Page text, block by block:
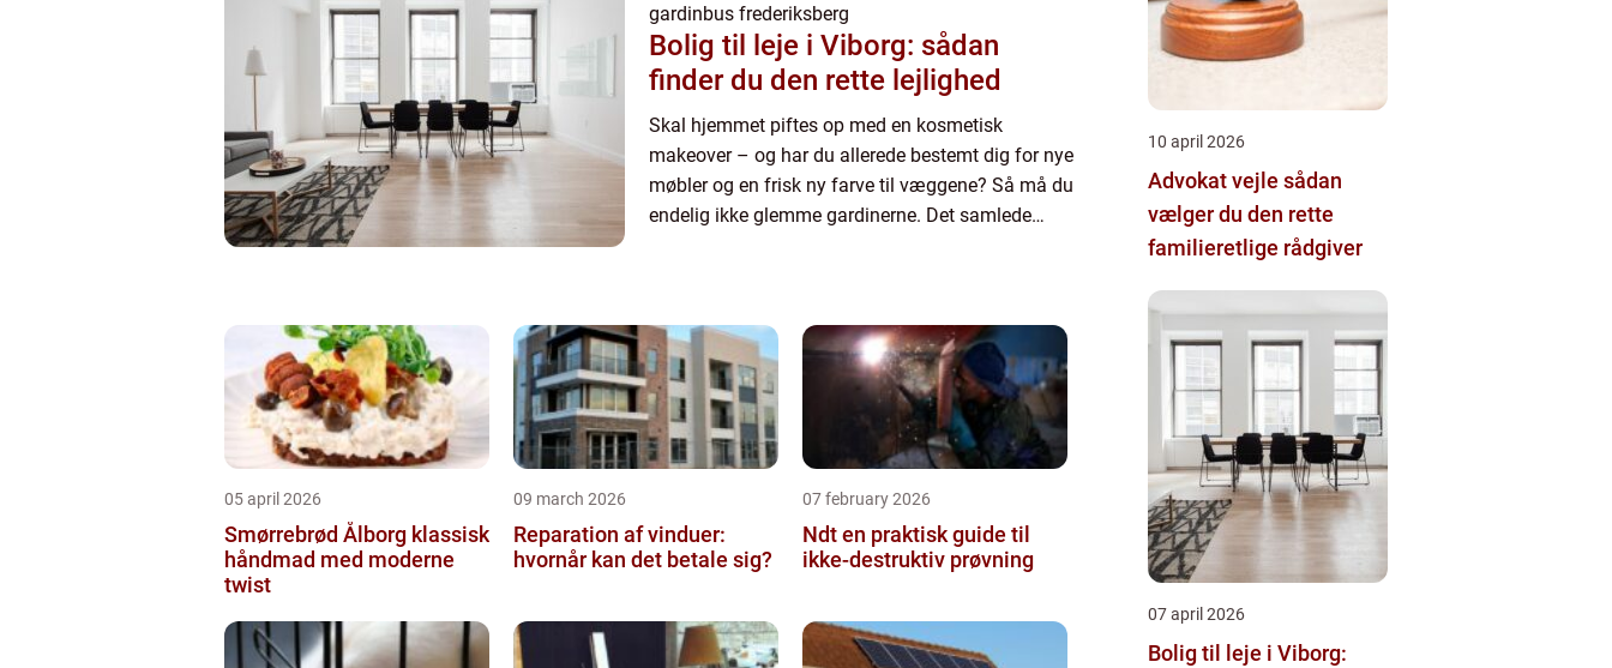
gardinbus frederiksberg
Bolig til leje i Viborg: sådan
finder du den rette lejlighed
Skal hjemmet piftes op med en kosmetisk
makeover – og har du allerede bestemt dig for nye
møbler og en frisk ny farve til væggene? Så må du
endelig ikke glemme gardinerne. Det samlede
05 april 2026
Smørrebrød Ålborg klassisk
håndmad med moderne
twist
09 march 2026
Reparation af vinduer:
hvornår kan det betale sig?
07 february 2026
Ndt en praktisk guide til
ikke-destruktiv prøvning
10 april 2026
Advokat vejle sådan
vælger du den rette
familieretlige rådgiver
07 april 2026
Bolig til leje i Viborg: